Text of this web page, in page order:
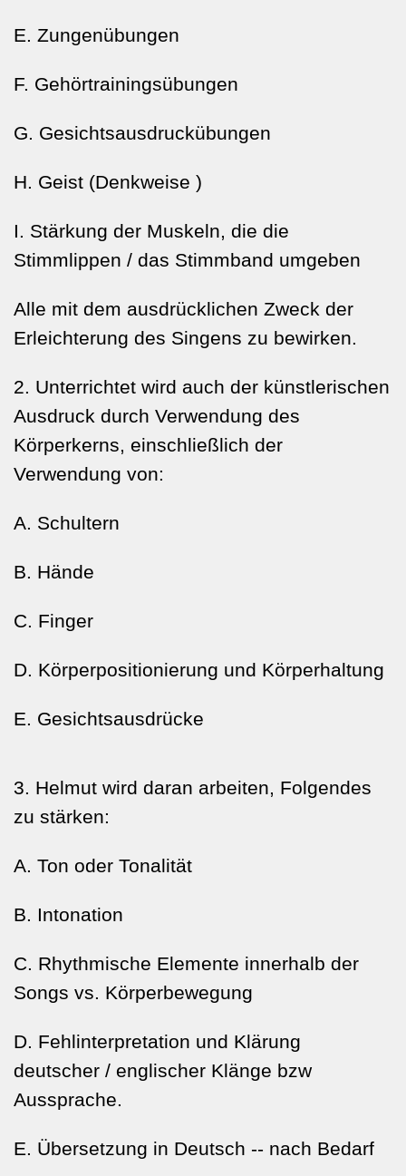
E. Zungenübungen
F. Gehörtrainingsübungen
G. Gesichtsausdruckübungen
H. Geist (Denkweise )
I. Stärkung der Muskeln, die die
Stimmlippen / das Stimmband umgeben
Alle mit dem ausdrücklichen Zweck der
Erleichterung des Singens zu bewirken.
2. Unterrichtet wird auch der künstlerischen
Ausdruck durch Verwendung des
Körperkerns, einschließlich der
Verwendung von:
A. Schultern
B. Hände
C. Finger
D. Körperpositionierung und Körperhaltung
E. Gesichtsausdrücke
3. Helmut wird daran arbeiten, Folgendes
zu stärken:
A. Ton oder Tonalität
B. Intonation
C. Rhythmische Elemente innerhalb der
Songs vs. Körperbewegung
D. Fehlinterpretation und Klärung
deutscher / englischer Klänge bzw
Aussprache.
E. Übersetzung in Deutsch -- nach Bedarf